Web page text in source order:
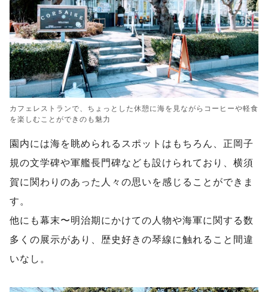
カフェレストランで、ちょっとした休憩に海を見ながらコーヒーや軽食
を楽しむことができのも魅力
園内には海を眺められるスポットはもちろん、正岡子
規の文学碑や軍艦長門碑なども設けられており、横須
賀に関わりのあった人々の思いを感じることができま
す。
他にも幕末〜明治期にかけての人物や海軍に関する数
多くの展示があり、歴史好きの琴線に触れること間違
いなし。